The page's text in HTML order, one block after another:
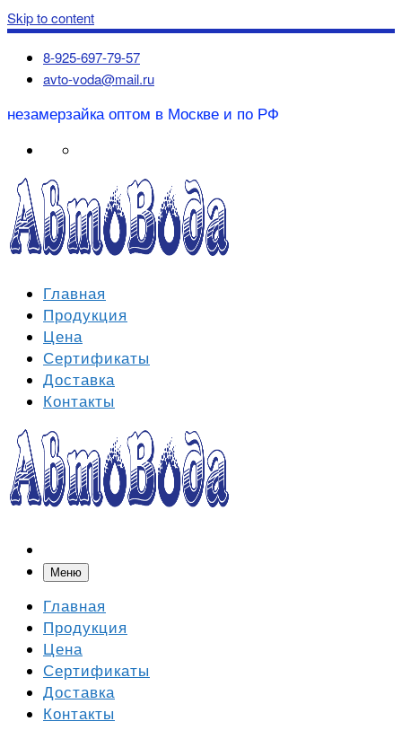
Skip to content
8-925-697-79-57
avto-voda@mail.ru
незамерзайка оптом в Москве и по РФ
Главная
Продукция
Цена
Сертификаты
Доставка
Контакты
Меню
Главная
Продукция
Цена
Сертификаты
Доставка
Контакты